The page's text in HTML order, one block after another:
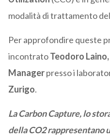
modalità di trattamento
Per approfondire queste
incontratoTeodoro
Managerpresso i
Zurigo.
La Carbon Capture, lo
della CO2 rappresentano